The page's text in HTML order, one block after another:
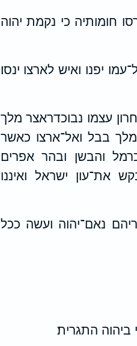
חומותיה כי נקמת יהוה
יפנו ואיש לארצו ינסו׃
עצמו נבוכדראצר מלך
בבל ואל־ארצו כאשר
והבשן ובהר אפרים
את־עון ישראל ואיננו
נאם־יהוה ועשה ככל
התגרית׃